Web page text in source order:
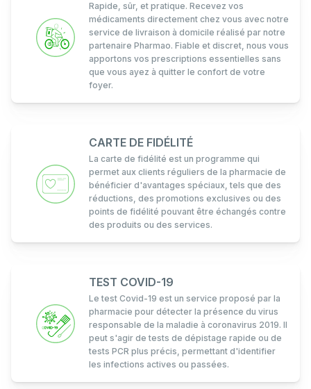
Rapide, sûr, et pratique. Recevez vos
médicaments directement chez vous avec notre
service de livraison à domicile réalisé par notre
partenaire Pharmao. Fiable et discret, nous vous
apportons vos prescriptions essentielles sans
que vous ayez à quitter le confort de votre
foyer.
CARTE DE FIDÉLITÉ
La carte de fidélité est un programme qui
permet aux clients réguliers de la pharmacie de
bénéficier d'avantages spéciaux, tels que des
réductions, des promotions exclusives ou des
points de fidélité pouvant être échangés contre
des produits ou des services.
TEST COVID-19
Le test Covid-19 est un service proposé par la
pharmacie pour détecter la présence du virus
responsable de la maladie à coronavirus 2019. Il
peut s'agir de tests de dépistage rapide ou de
tests PCR plus précis, permettant d'identifier
les infections actives ou passées.